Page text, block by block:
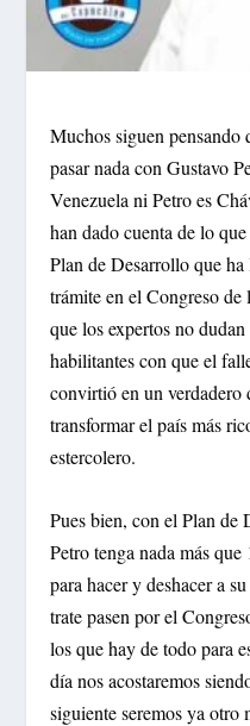
Muchos siguen pensando
pasar nada con Gustavo
Venezuela ni Petro es
han dado cuenta de lo
Plan de Desarrollo que
trámite en el Congreso
que los expertos no
habilitantes con que el
convirtió en un verdadero
transformar el país más
estercolero.
Pues bien, con el Plan de
Petro tenga nada más
para hacer y deshacer a
trate pasen por el
los que hay de todo para
día nos acostaremos
siguiente seremos ya